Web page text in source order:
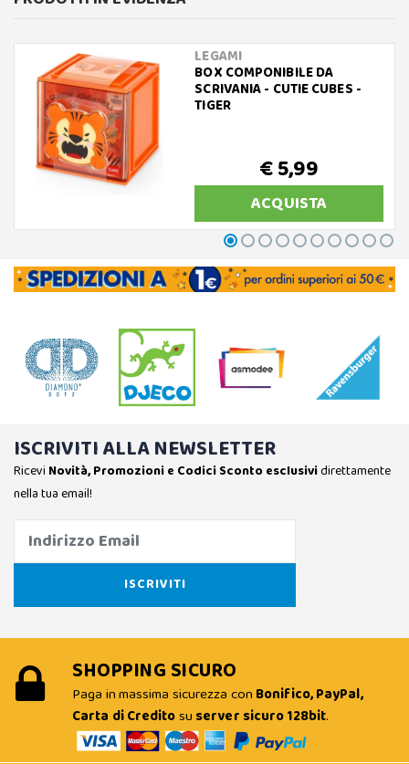
LEGAMI
BOX COMPONIBILE DA
SCRIVANIA - CUTIE CUBES -
TIGER
€ 5,99
ACQUISTA
ISCRIVITI ALLA NEWSLETTER
Ricevi Novità, Promozioni e Codici Sconto esclusividirettamente
nella tua email!
SHOPPING SICURO
Paga in massima sicurezza con Bonifico, PayPal,
Carta di Creditosu server sicuro 128bit.